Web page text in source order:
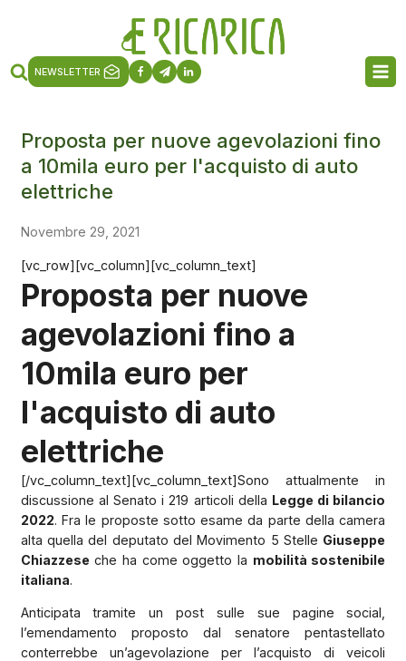
NEWSLETTER
Proposta per nuove agevolazioni fino
a 10mila euro per l'acquisto di auto
elettriche
Novembre 29, 2021
[vc_row][vc_column][vc_column_text]
Proposta per nuove
agevolazioni fino a
10mila euro per
l'acquisto di auto
elettriche
[/vc_column_text][vc_column_text]Sono attualmente in
discussione al Senato i 219 articoli della Legge di bilancio
2022. Fra le proposte sotto esame da parte della camera
alta quella del deputato del Movimento 5 Stelle Giuseppe
Chiazzese che ha come oggetto la mobilità sostenibile
italiana.
Anticipata tramite un post sulle sue pagine social,
l’emendamento proposto dal senatore pentastellato
conterrebbe un’agevolazione per l’acquisto di veicoli